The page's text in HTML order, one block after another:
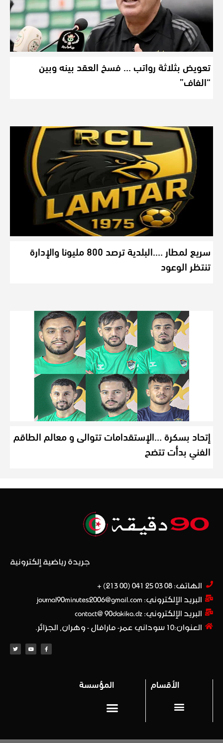
تعويض بثلاثة رواتب … فسخ العقد بينه وبين
“الفاف”
سريع لمطار ….البلدية ترصد 800 مليونا والإدارة
تنتظر الوعود
إتحاد بسكرة …الإستقدامات تتوالى و معالم الطاقم
الفني بدأت تتضح
جريدة رياضية إلكترونية
الهاتف: 08 03 25 041 (00 213) +​
البريد الإلكتروني: journal90minutes2006@gmail.com
البريد الإلكتروني: contact@ 90dakika.dz
العنوان:10 سوداني عمر- مارافال - وهران, الجزائر.
الأقسام المؤسسة